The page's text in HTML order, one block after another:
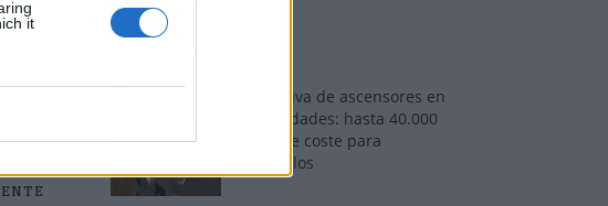
it
Normativa de ascensores en
comunidades: hasta 40.000
euros de coste para
adaptarlos